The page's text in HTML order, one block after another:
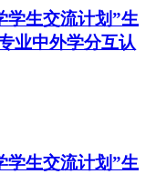
学生交流计划”生
业中外学分互认
学生交流计划”生